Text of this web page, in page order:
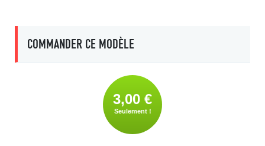
COMMANDER CE MODÈLE
3,00 €
Seulement !